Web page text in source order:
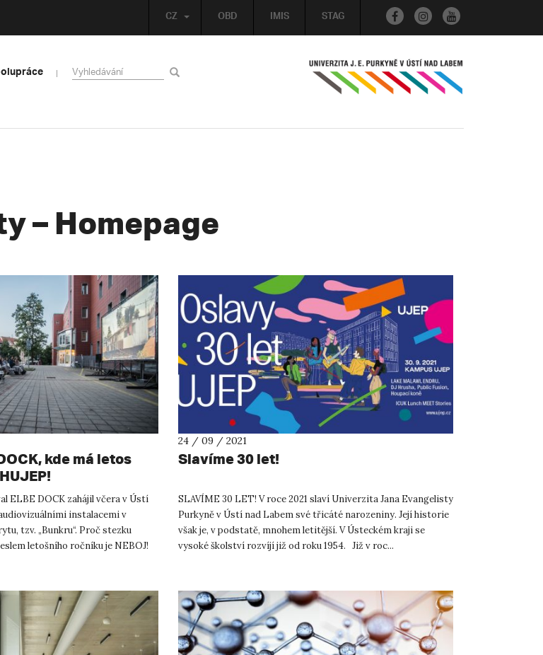
OBD IMIS STAG
CZ
– Homepage
kde má letos
ELBE DOCK zahájil včera v Ústí
instalacemi v
tzv. „Bunkru“. Proč stezku
letošního ročníku je NEBOJ!
24 / 09 / 2021
Slavíme 30 let!
SLAVÍME 30 LET! V roce 2021 slaví Univerzita Jana Evangelisty
Purkyně v Ústí nad Labem své třicáté narozeniny. Její historie
však je, v podstatě, mnohem letitější. V Ústeckém kraji se
vysoké školství rozvíjí již od roku 1954. Již v roc...